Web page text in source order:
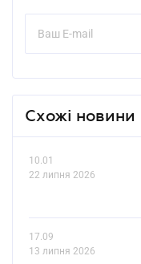
Схожі новини
10.01
22 липня 2026
17.09
13 липня 2026